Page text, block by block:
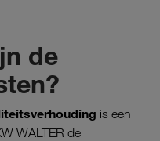
de
is een
WALTER de